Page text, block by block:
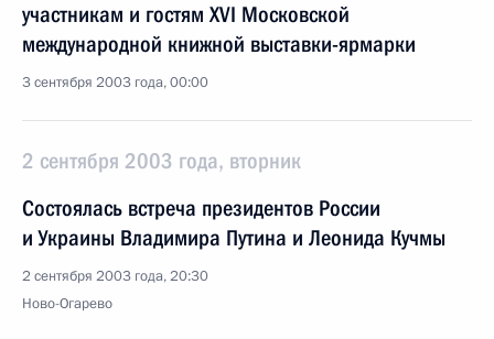
участникам и гостям XVI Московской
международной книжной выставки-ярмарки
3 сентября 2003 года, 00:00
2 сентября 2003 года, вторник
Состоялась встреча президентов России
и Украины Владимира Путина и Леонида Кучмы
2 сентября 2003 года, 20:30
Ново-Огарево